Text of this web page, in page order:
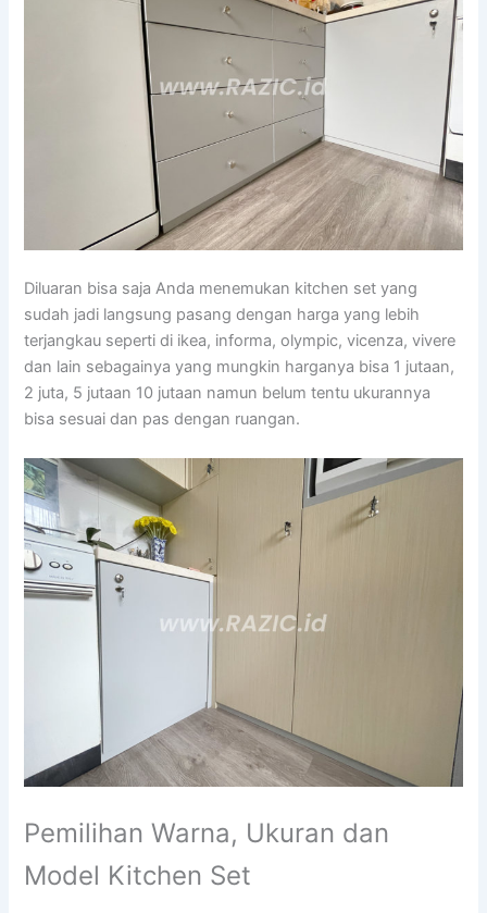
Diluaran bisa saja Anda menemukan kitchen set yang
sudah jadi langsung pasang dengan harga yang lebih
terjangkau seperti di ikea, informa, olympic, vicenza, vivere
dan lain sebagainya yang mungkin harganya bisa 1 jutaan,
2 juta, 5 jutaan 10 jutaan namun belum tentu ukurannya
bisa sesuai dan pas dengan ruangan.
Pemilihan Warna, Ukuran dan
Model Kitchen Set